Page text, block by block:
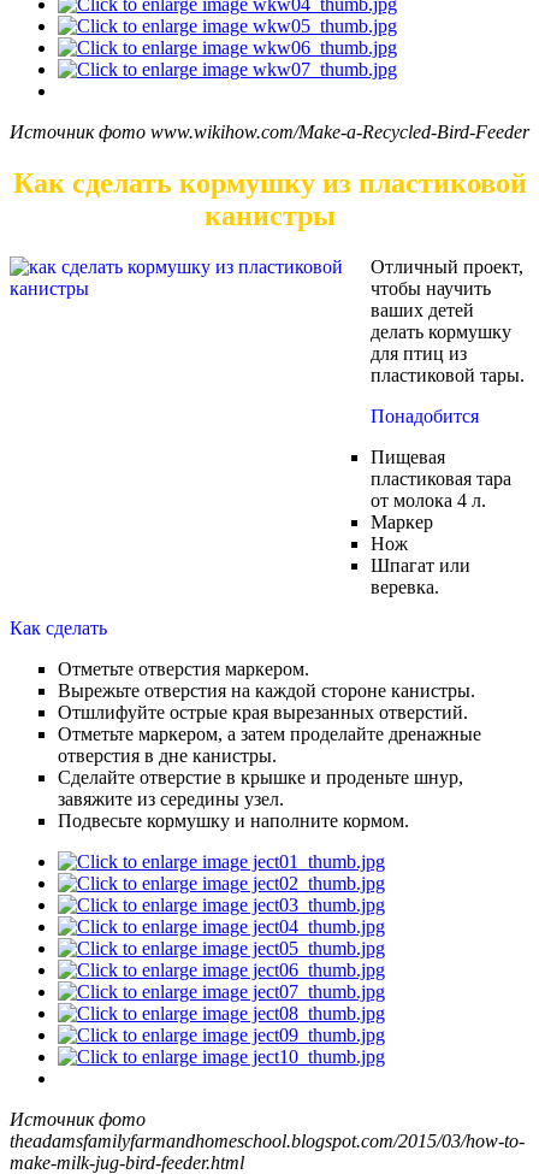
Источник фото www.wikihow.com/Make-a-Recycled-Bird-Feeder
Как сделать кормушку из пластиковой
канистры
Отличный проект,
чтобы научить
ваших детей
делать кормушку
для птиц из
пластиковой тары.
Понадобится
Пищевая
пластиковая тара
от молока 4 л.
Маркер
Нож
Шпагат или
веревка.
Как сделать
Отметьте отверстия маркером.
Вырежьте отверстия на каждой стороне канистры.
Отшлифуйте острые края вырезанных отверстий.
Отметьте маркером, а затем проделайте дренажные
отверстия в дне канистры.
Сделайте отверстие в крышке и проденьте шнур,
завяжите из середины узел.
Подвесьте кормушку и наполните кормом.
Источник фото
theadamsfamilyfarmandhomeschool.blogspot.com/2015/03/how-to-
make-milk-jug-bird-feeder.html